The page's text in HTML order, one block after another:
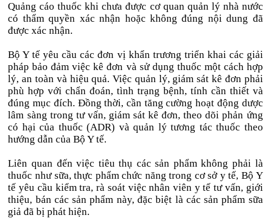
Quảng cáo thuốc khi chưa được cơ quan quản lý nhà nước
có thẩm quyền xác nhận hoặc không đúng nội dung đã
được xác nhận.
Bộ Y tế yêu cầu các đơn vị khẩn trương triển khai các giải
pháp bảo đảm việc kê đơn và sử dụng thuốc một cách hợp
lý, an toàn và hiệu quả. Việc quản lý, giám sát kê đơn phải
phù hợp với chẩn đoán, tình trạng bệnh, tính cần thiết và
đúng mục đích. Đồng thời, cần tăng cường hoạt động dược
lâm sàng trong tư vấn, giám sát kê đơn, theo dõi phản ứng
có hại của thuốc (ADR) và quản lý tương tác thuốc theo
hướng dẫn của Bộ Y tế.
Liên quan đến việc tiêu thụ các sản phẩm không phải là
thuốc như sữa, thực phẩm chức năng trong cơ sở y tế, Bộ Y
tế yêu cầu kiểm tra, rà soát việc nhân viên y tế tư vấn, giới
thiệu, bán các sản phẩm này, đặc biệt là các sản phẩm sữa
giả đã bị phát hiện.